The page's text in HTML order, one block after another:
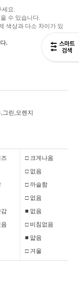
세요.
수 있습니다.
색상과 다소 차이가 있
.
린,오렌지
□ 크게나옴
□ 없음
□ 까슬함
□ 없음
■ 없음
□ 비침없음
■ 얇음
□ 겨울